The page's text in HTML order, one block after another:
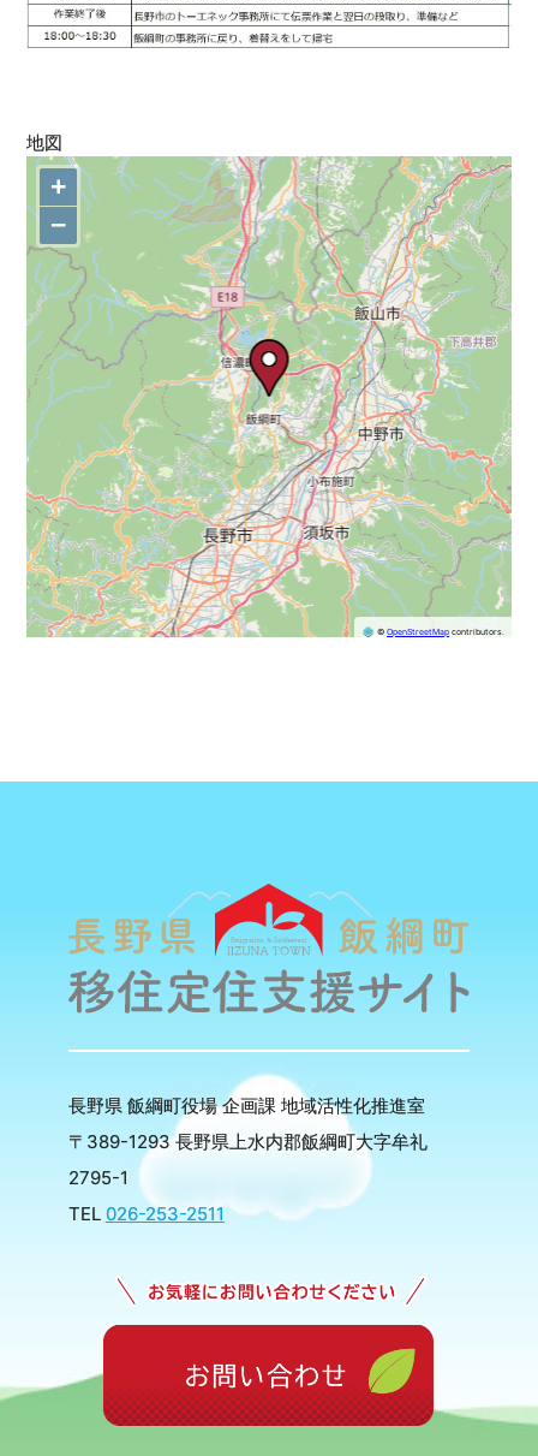
地図
+
−
©OpenStreetMap contributors.
長野県 飯綱町役場 企画課 地域活性化推進室
〒389-1293 長野県上水内郡飯綱町大字牟礼
2795-1
TEL 026-253-2511